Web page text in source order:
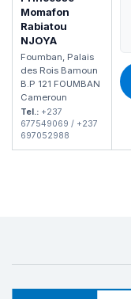
Momafon
Rabiatou
NJOYA
Foumban, Palais
des Rois Bamoun
B.P 121 FOUMBAN
Cameroun
Tel.: +237
677549069 / +237
697052988